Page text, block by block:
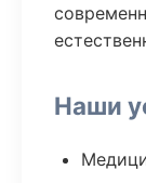
Наши